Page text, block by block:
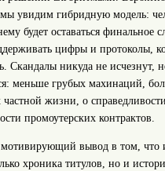
увидим гибридную модель:
будет оставаться финальное
цифры и протоколы,
Скандалы никуда не исчезнут,
меньше грубых махинаций,
частной жизни, о
промоутерских контрактов.
вывод в том, что
хроника титулов, но и